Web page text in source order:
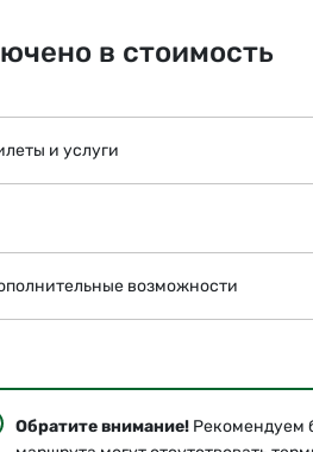
в стоимость
и услуги
возможности
Обратите внимание! Рекомендуем